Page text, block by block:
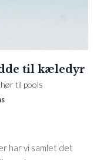
til kæledyr
til pools
har vi samlet det